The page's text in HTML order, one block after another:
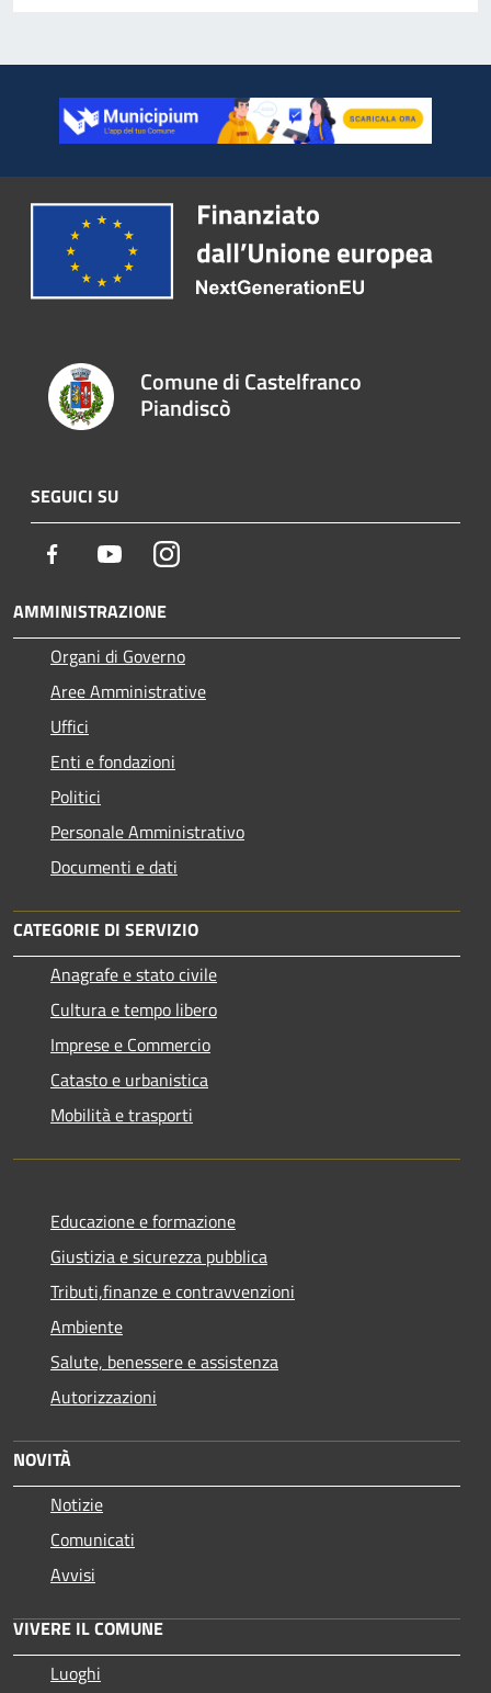
Comune di Castelfranco
Piandiscò
SEGUICI SU
Facebook YoutubeInstagram
AMMINISTRAZIONE
Organi di Governo
Aree Amministrative
Uffici
Enti e fondazioni
Politici
Personale Amministrativo
Documenti e dati
CATEGORIE DI SERVIZIO
Anagrafe e stato civile
Cultura e tempo libero
Imprese e Commercio
Catasto e urbanistica
Mobilità e trasporti
Educazione e formazione
Giustizia e sicurezza pubblica
Tributi,finanze e contravvenzioni
Ambiente
Salute, benessere e assistenza
Autorizzazioni
NOVITÀ
Notizie
Comunicati
Avvisi
VIVERE IL COMUNE
Luoghi